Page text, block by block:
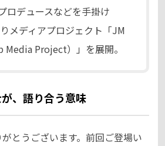
ロデュースなどを手掛け
メディアプロジェクト「JM
Media Project）」を展開。
、語り合う意味
とうございます。前回ご登場い